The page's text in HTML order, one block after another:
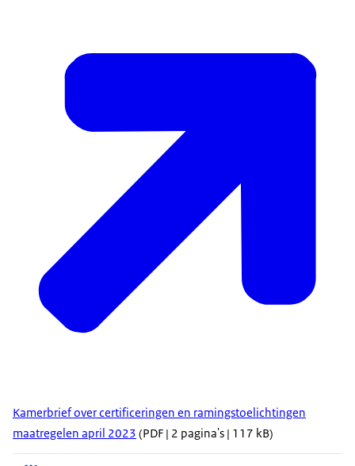
Kamerbrief over certificeringen en ramingstoelichtingen
maatregelen april 2023 (PDF | 2 pagina's | 117 kB)